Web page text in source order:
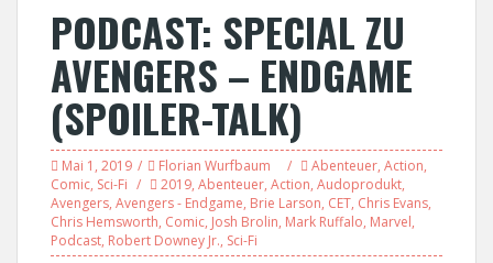
PODCAST: SPECIAL ZU
AVENGERS – ENDGAME
(SPOILER-TALK)
Mai 1, 2019 Florian Wurfbaum Abenteuer, Action,
Comic, Sci-Fi 2019, Abenteuer, Action, Audoprodukt,
Avengers, Avengers - Endgame, Brie Larson, CET, Chris Evans,
Chris Hemsworth, Comic, Josh Brolin, Mark Ruffalo, Marvel,
Podcast, Robert Downey Jr., Sci-Fi